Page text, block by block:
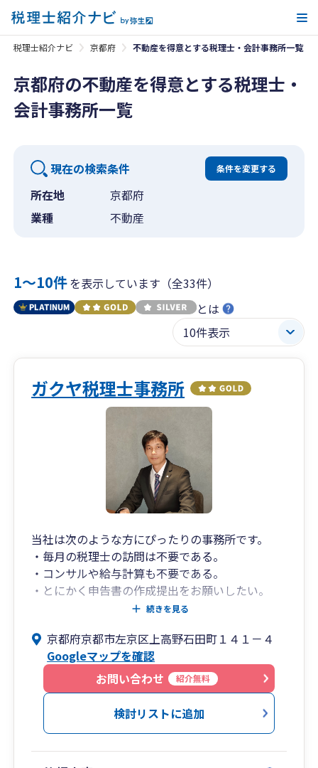
税理士紹介ナビ 京都府 不動産を得意とする税理士・会計事務所一覧
京都府の不動産を得意とする税理士・
会計事務所一覧
現在の検索条件 条件を変更する
所在地
京都府
業種
不動産
1〜10件を表示しています（全33件）
とは
ガクヤ税理士事務所
当社は次のような方にぴったりの事務所です。
・毎月の税理士の訪問は不要である。
・コンサルや給与計算も不要である。
・とにかく申告書の作成提出をお願いしたい。
・時間をとって対面で話すよりもライン等で気軽
・税理士費用はできるだけ抑えたい。
当社は毎月の顧問料を一切頂いておりません。年
に一回、申告の際に料金を請求しています。
その代わり、毎月の訪問はしていません。
訪問はしませんが、普段の相談はいつでもライン
続きを見る
京都府京都市左京区上高野石田町１４１－４
Googleマップを確認
お問い合わせ
紹介無料
検討リストに追加